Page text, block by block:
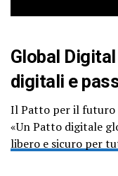
Global
digitali e
Il Patto per il futuro
«Un Patto digitale
libero e sicuro per